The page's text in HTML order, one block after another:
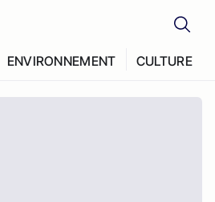
ENVIRONNEMENT CULTURE